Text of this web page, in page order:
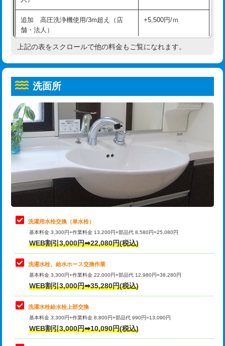
コンクリート斫り（厚さ10㎝超え）
モルタル補修（厚さ10㎝まで） 27,500円
モルタル補修（厚さ10㎝超え） 38,500円
洗面台設置 38,500円
追加人工
廃棄・処分 現場見積
※給水管工事は20mmまでの価格です。
給水管工事※（ホール加工)
給水管工事※（バンド止め) 3,300円
給水管工事※（支持金具設置) 5,500円
給水管工事※（保温材使用（バンド止
め込み）)
5,500円
給水管工事※（土の掘削・埋め戻し作
業)
11,000円
給水管工事※（塩ビ管（VP・HI）使
用/3ｍまで)
33,000円
給水管工事※（塩ビ管（VP・HI）使
用（追加）/3ｍ超え)
給水管工事※（ライニング鋼管・銅
管・ポリ管・HT管使用/3ｍまで)
44,000円
給水管工事※（ライニング鋼管・銅
管・ポリ管・HT管使用/3ｍ超え)
排水管工事（土の掘削・埋め戻し作
業）
排水管工事（排水管工事/3ｍまで） 55,000円
排水管工事（追加 排水管工事/3ｍ超
え）
マス交換（土の掘削・埋め戻し作業）
追加 高圧洗浄機使用/3m超え（店
舗・法人）
+5,500円/ｍ
高度高圧洗浄換 現地調査
トーラー機使用/3mまで
追加トーラー機使用/3m超え +3,300円
カメラ調査 33,000円
桝清掃
止水・漏水調査・防水処理・清掃・修
理・調整・分解・加工など（軽作業）
11,000円
止水・漏水調査・防水処理・清掃・修
理・調整・分解・加工など（中作業）
22,000円
止水・漏水調査・防水処理・清掃・修
理・調整・分解・加工など（重作業）
33,000円
キッチンタンク脱着
その他部品の脱着
交換・取付（タンク）
交換・取付(単水栓（壁付・デッキ
式）)
上記の表をスクロールで他の料金もご覧になれます。
洗面所
洗濯用水栓交換（単水栓）
基本料金 3,300円+作業料金 13,200円+部品代 8,580円=25,080円
WEB割引3,000円➡22,080円(税込)
洗濯水栓、給水ホース交換作業
基本料金 3,300円+作業料金 22,000円+部品代 12,980円=38,280円
WEB割引3,000円➡35,280円(税込)
洗濯水栓給水栓上部交換
基本料金 3,300円+作業料金 8,800円+部品代 990円=13,090円
WEB割引3,000円➡10,090円(税込)